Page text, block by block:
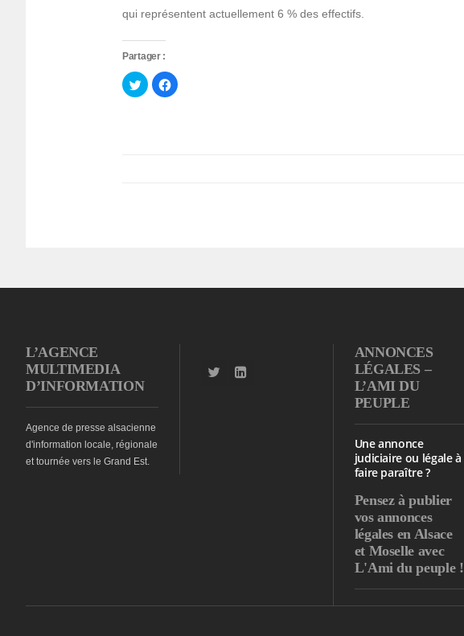
qui représentent actuellement 6 % des effectifs.
Partager :
Cliquez
pour
partager
Cliquez
pour
L’AGENCE
MULTIMEDIA
D’INFORMATION
Agence de presse alsacienne
d'information locale, régionale
et tournée vers le Grand Est.
ANNONCES
LÉGALES –
L’AMI DU
PEUPLE
Une annonce
judiciaire ou légale à
faire paraître ?
Pensez à publier
vos annonces
légales en Alsace
et Moselle avec
L'Ami du peuple !